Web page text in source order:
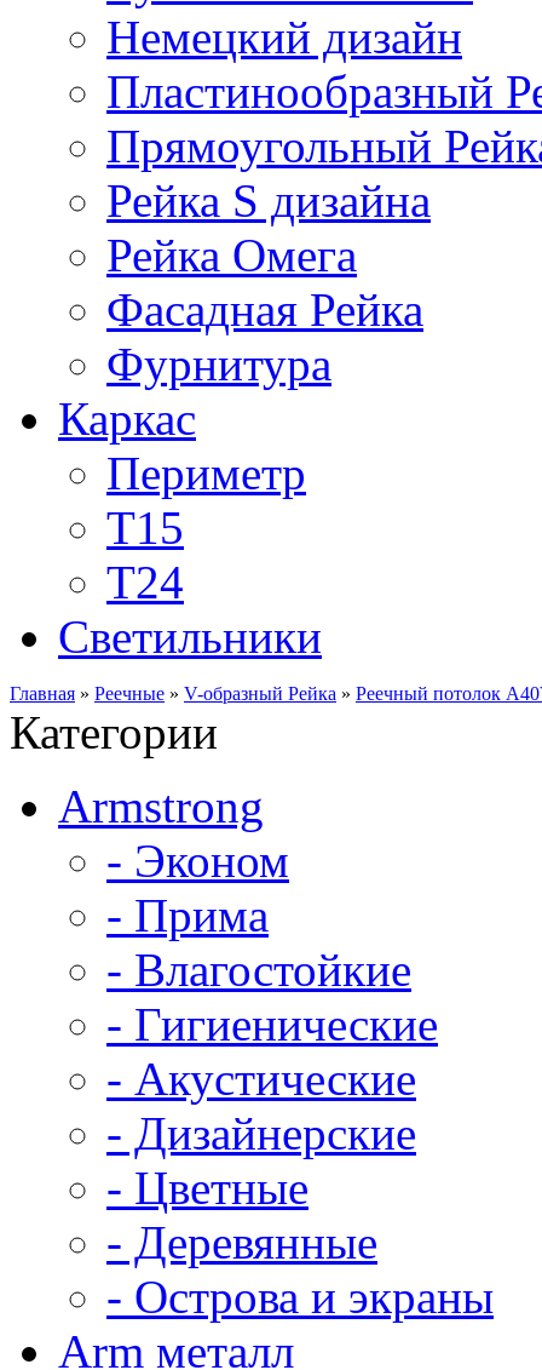
Немецкий дизайн
Пластинообразный
Прямоугольный
Рейка S дизайна
Рейка Омега
Фасадная Рейка
Фурнитура
Каркас
Периметр
Т15
Т24
Светильники
Главная » Реечные » V-образный Рейка » Реечный потолок
Категории
Armstrong
- Эконом
- Прима
- Влагостойкие
- Гигиенические
- Акустические
- Дизайнерские
- Цветные
- Деревянные
- Острова и экраны
Arm металл